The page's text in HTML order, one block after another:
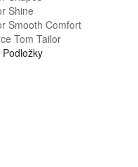
Shine
Smooth Comfort
Tom Tailor